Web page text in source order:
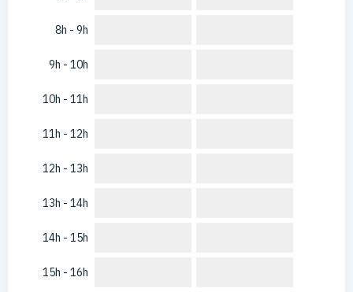
8h - 9h
9h - 10h
10h - 11h
11h - 12h
12h - 13h
13h - 14h
14h - 15h
15h - 16h